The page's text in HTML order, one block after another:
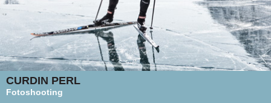
CURDIN PERL
Fotoshooting